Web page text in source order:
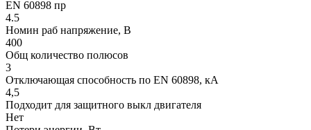
EN 60898 пр
4.5
Номин раб напряжение, В
400
Общ количество полюсов
3
Отключающая способность по EN 60898, кА
4,5
Подходит для защитного выкл двигателя
Нет